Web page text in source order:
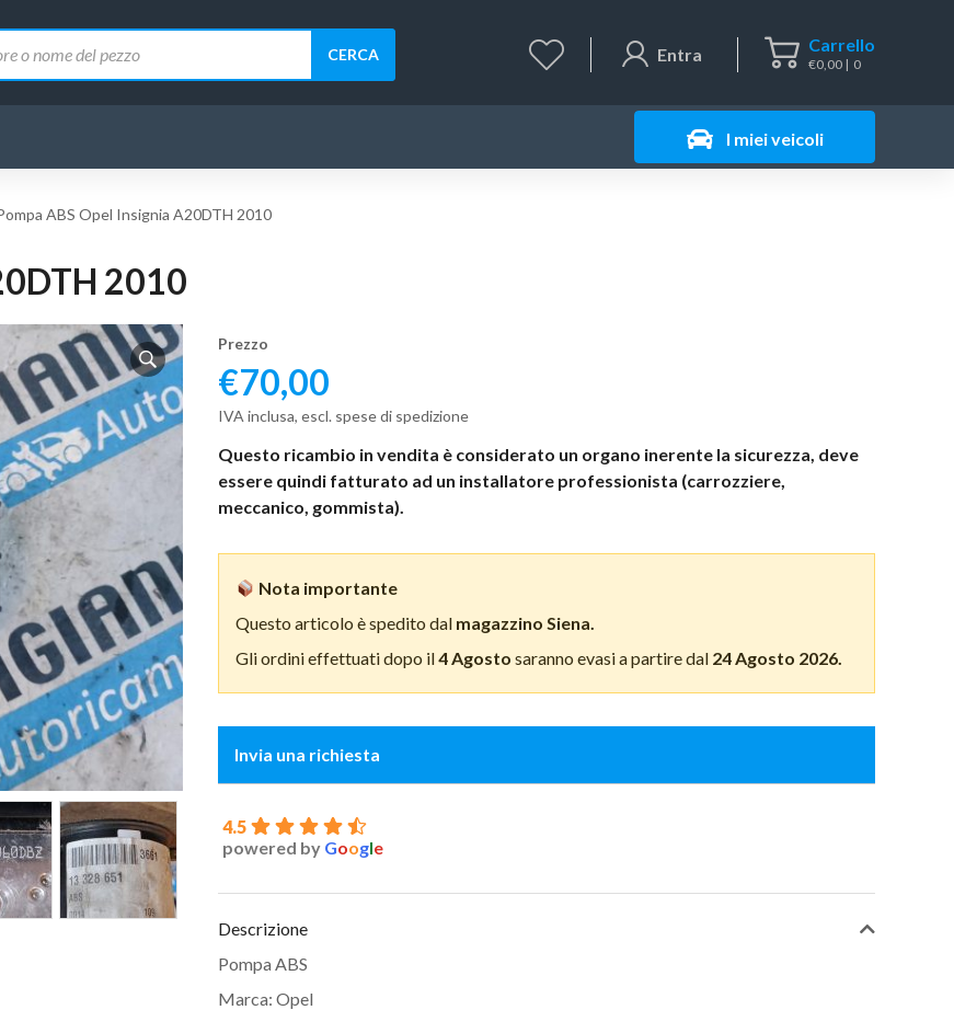
Carrello
€0,00 0
Entra
CERCA
I miei veicoli
ABS Opel Insignia A20DTH 2010
2010
Prezzo
€70,00
IVA inclusa, escl. spese di spedizione
Questo ricambio in vendita è considerato un organo inerente la sicurezza, deve
essere quindi fatturato ad un installatore professionista (carrozziere,
meccanico, gommista).
Nota importante
Questo articolo è spedito dal magazzino Siena.
Gli ordini effettuati dopo il4 Agosto saranno evasi a partire dal 24 Agosto 2026.
Invia una richiesta
4.5
powered by Google
Descrizione
Pompa ABS
Marca: Opel